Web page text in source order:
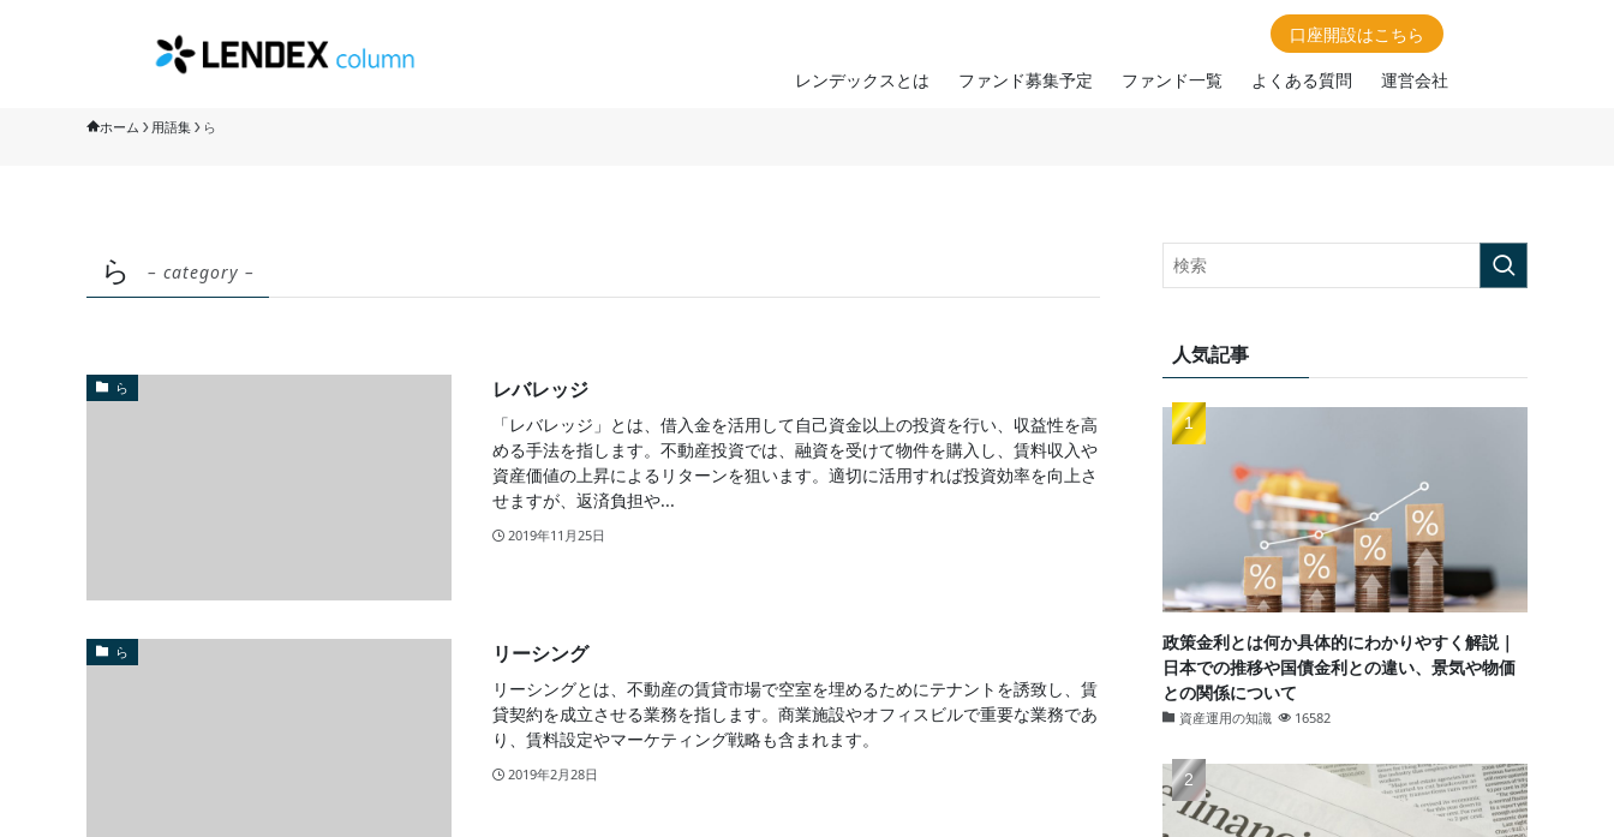
口座開設はこちら
レンデックスとは ファンド募集予定 ファンド一覧 よくある質問 運営会社
ホーム 用語集 ら
ら – category –
ら レバレッジ
「レバレッジ」とは、借入金を活用して自己資金以上の投資を行い、収益性を高
める手法を指します。不動産投資では、融資を受けて物件を購入し、賃料収入や
資産価値の上昇によるリターンを狙います。適切に活用すれば投資効率を向上さ
せますが、返済負担や...
2019年11月25日
ら リーシング
リーシングとは、不動産の賃貸市場で空室を埋めるためにテナントを誘致し、賃
貸契約を成立させる業務を指します。商業施設やオフィスビルで重要な業務であ
り、賃料設定やマーケティング戦略も含まれます。
2019年2月28日
人気記事
政策金利とは何か具体的にわかりやすく解説｜
日本での推移や国債金利との違い、景気や物価
との関係について
資産運用の知識 16582